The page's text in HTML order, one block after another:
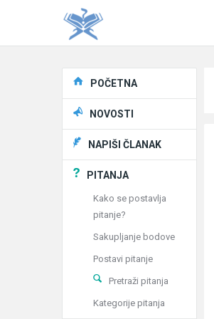
Explore
POČETNA
NOVOSTI
NAPIŠI ČLANAK
PITANJA
Kako se postavlja
pitanje?
Sakupljanje bodove
Postavi pitanje
Pretraži pitanja
Kategorije pitanja